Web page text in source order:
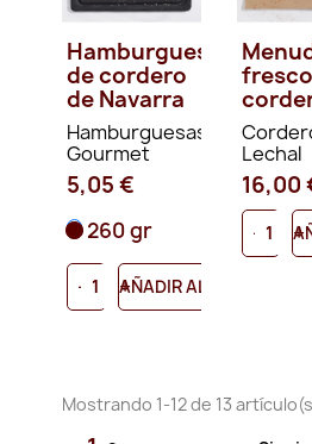
Hamburguesa
de cordero
de Navarra
Hamburguesas
Gourmet
5,05 €
260 gr
- +
AÑADIR AL CARRITO
Lechal
16,00
- +
Mostrando 1-12 de 13